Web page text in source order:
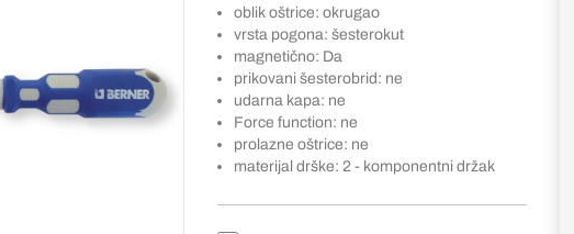
oblik oštrice: okrugao
vrsta pogona: šesterokut
magnetično: Da
prikovani šesterobrid: ne
udarna kapa: ne
Force function: ne
prolazne oštrice: ne
materijal drške: 2 - komponentni držak